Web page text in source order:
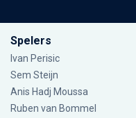
Spelers
Ivan Perisic
Sem Steijn
Anis Hadj Moussa
Ruben van Bommel